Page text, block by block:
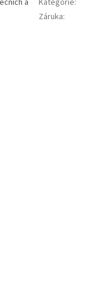
a
Kategorie:
Záruka: